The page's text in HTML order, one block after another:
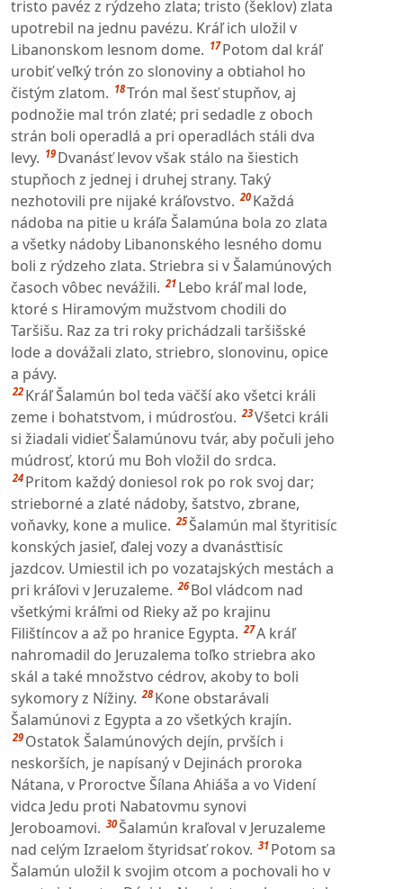
tristo pavéz z rýdzeho zlata; tristo (šeklov) zlata
upotrebil na jednu pavézu. Kráľ ich uložil v
Libanonskom lesnom dome. 17 Potom dal kráľ
urobiť veľký trón zo slonoviny a obtiahol ho
čistým zlatom. 18Trón mal šesť stupňov, aj
podnožie mal trón zlaté; pri sedadle z oboch
strán boli operadlá a pri operadlách stáli dva
levy. 19 Dvanásť levov však stálo na šiestich
stupňoch z jednej i druhej strany. Taký
nezhotovili pre nijaké kráľovstvo. 20 Každá
nádoba na pitie u kráľa Šalamúna bola zo zlata
a všetky nádoby Libanonského lesného domu
boli z rýdzeho zlata. Striebra si v Šalamúnových
časoch vôbec nevážili. 21 Lebo kráľ mal lode,
ktoré s Hiramovým mužstvom chodili do
Taršišu. Raz za tri roky prichádzali taršišské
lode a dovážali zlato, striebro, slonovinu, opice
a pávy.
22 Kráľ Šalamún bol teda väčší ako všetci králi
zeme i bohatstvom, i múdrosťou. 23Všetci králi
si žiadali vidieť Šalamúnovu tvár, aby počuli jeho
múdrosť, ktorú mu Boh vložil do srdca.
24 Pritom každý doniesol rok po rok svoj dar;
strieborné a zlaté nádoby, šatstvo, zbrane,
voňavky, kone a mulice. 25Šalamún mal štyritisíc
konských jasieľ, ďalej vozy a dvanásťtisíc
jazdcov. Umiestil ich po vozatajských mestách a
pri kráľovi v Jeruzaleme. 26 Bol vládcom nad
všetkými kráľmi od Rieky až po krajinu
Filištíncov a až po hranice Egypta. 27A kráľ
nahromadil do Jeruzalema toľko striebra ako
skál a také množstvo cédrov, akoby to boli
sykomory z Nížiny. 28 Kone obstarávali
Šalamúnovi z Egypta a zo všetkých krajín.
29 Ostatok Šalamúnových dejín, prvších i
neskorších, je napísaný v Dejinách proroka
Nátana, v Proroctve Šílana Ahiáša a vo Videní
vidca Jedu proti Nabatovmu synovi
Jeroboamovi. 30Šalamún kraľoval v Jeruzaleme
nad celým Izraelom štyridsať rokov. 31 Potom sa
Šalamún uložil k svojim otcom a pochovali ho v